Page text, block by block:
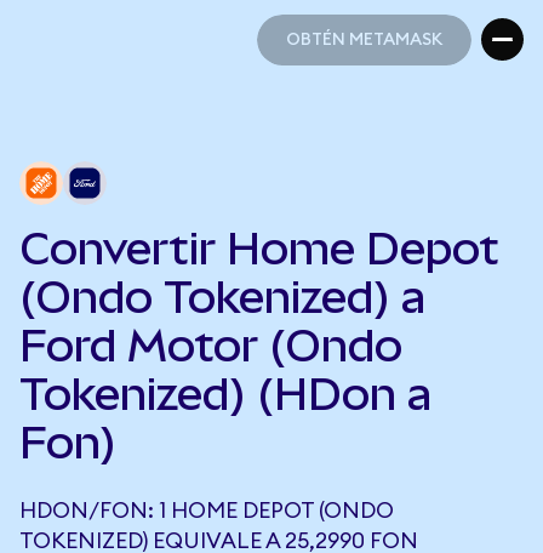
OBTÉN METAMASK
Convertir Home Depot
(Ondo Tokenized) a
Ford Motor (Ondo
Tokenized) (HDon a
Fon)
HDON/FON: 1 HOME DEPOT (ONDO
TOKENIZED) EQUIVALE A 25,2990 FON